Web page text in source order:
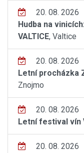
20. 08. 2026
Hudba na
VALTICE, Valtice
20. 08. 2026
Letní procházka
Znojmo
20. 08. 2026
Letní festival vín
20. 08. 2026